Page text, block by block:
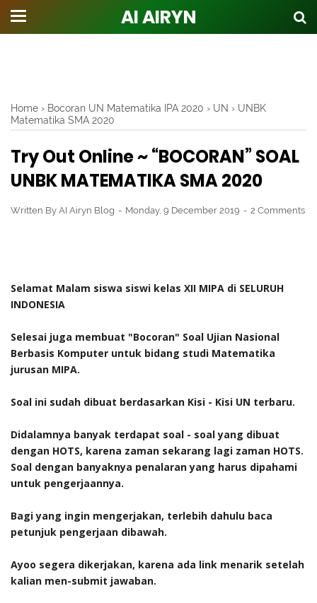
AI AIRYN
Home › Bocoran UN Matematika IPA 2020 › UN › UNBK
Matematika SMA 2020
Try Out Online ~ “BOCORAN” SOAL
UNBK MATEMATIKA SMA 2020
Written By AI Airyn Blog Monday, 9 December 2019 2 Comments
Selamat Malam siswa siswi kelas XII MIPA di SELURUH
INDONESIA
Selesai juga membuat "Bocoran" Soal Ujian Nasional
Berbasis Komputer untuk bidang studi Matematika
jurusan MIPA.
Soal ini sudah dibuat berdasarkan Kisi - Kisi UN terbaru.
Didalamnya banyak terdapat soal - soal yang dibuat
dengan HOTS, karena zaman sekarang lagi zaman HOTS.
Soal dengan banyaknya penalaran yang harus dipahami
untuk pengerjaannya.
Bagi yang ingin mengerjakan, terlebih dahulu baca
petunjuk pengerjaan dibawah.
Ayoo segera dikerjakan, karena ada link menarik setelah
kalian men-submit jawaban.